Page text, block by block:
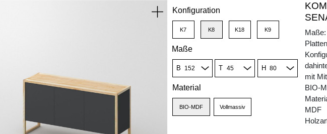
Konfiguration
K7 K8 K18 K9
Maße
B T H
Material
BIO-MDF Vollmassiv
mit
BIO-
MDF